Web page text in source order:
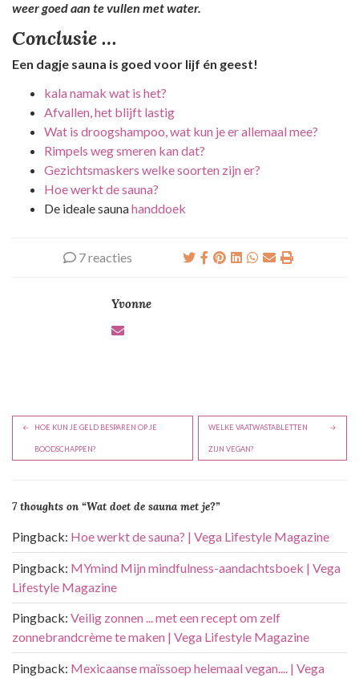
weer goed aan te vullen met water.
Conclusie …
Een dagje sauna is goed voor lijf én geest!
kala namak wat is het?
Afvallen, het blijft lastig
Wat is droogshampoo, wat kun je er allemaal mee?
Rimpels weg smeren kan dat?
Gezichtsmaskers welke soorten zijn er?
Hoe werkt de sauna?
De ideale saunahanddoek
7 reacties
Yvonne
B
c
h
t
n
a
v
i
g
HOE KUN JE GELD BESPAREN OP JE
BOODSCHAPPEN?
WELKE VAATWASTABLETTEN
ZIJN VEGAN?
7 thoughts on “Wat doet de sauna met je?”
Pingback: Hoe werkt de sauna? | Vega Lifestyle Magazine
Pingback: MYmind Mijn mindfulness-aandachtsboek | Vega
Lifestyle Magazine
Pingback: Veilig zonnen ... met een recept om zelf
zonnebrandcrème te maken | Vega Lifestyle Magazine
Pingback: Mexicaanse maïssoep helemaal vegan.... | Vega